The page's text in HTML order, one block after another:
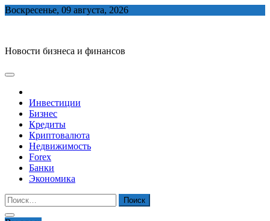
Skip
Воскресенье, 09 августа, 2026
Новости бизнеса и финансов
Инвестиции
Бизнес
Кредиты
Криптовалюта
Недвижимость
Forex
Банки
Экономика
Найти: